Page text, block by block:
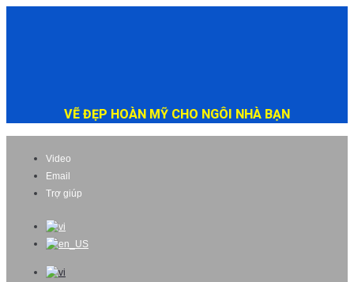
VẼ ĐẸP HOÀN MỸ CHO NGÔI NHÀ BẠN
Video
Email
Trợ giúp